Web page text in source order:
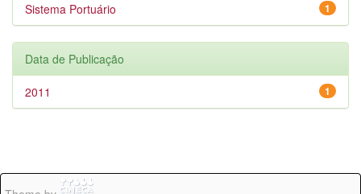
1
Sistema Portuário
Data de Publicação
1
2011